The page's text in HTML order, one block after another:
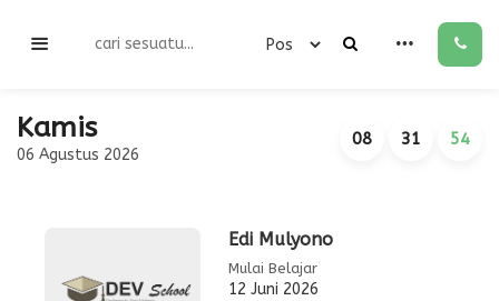
Kamis
06 Agustus 2026
08 31 54
Edi Mulyono
Mulai Belajar
12 Juni 2026